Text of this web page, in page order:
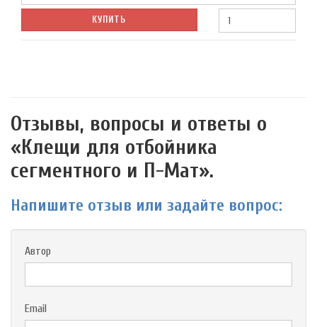
КУПИТЬ
Отзывы, вопросы и ответы о
«Клещи для отбойника
сегментного и П-Мат».
Напишите отзыв или задайте вопрос:
Автор
Email